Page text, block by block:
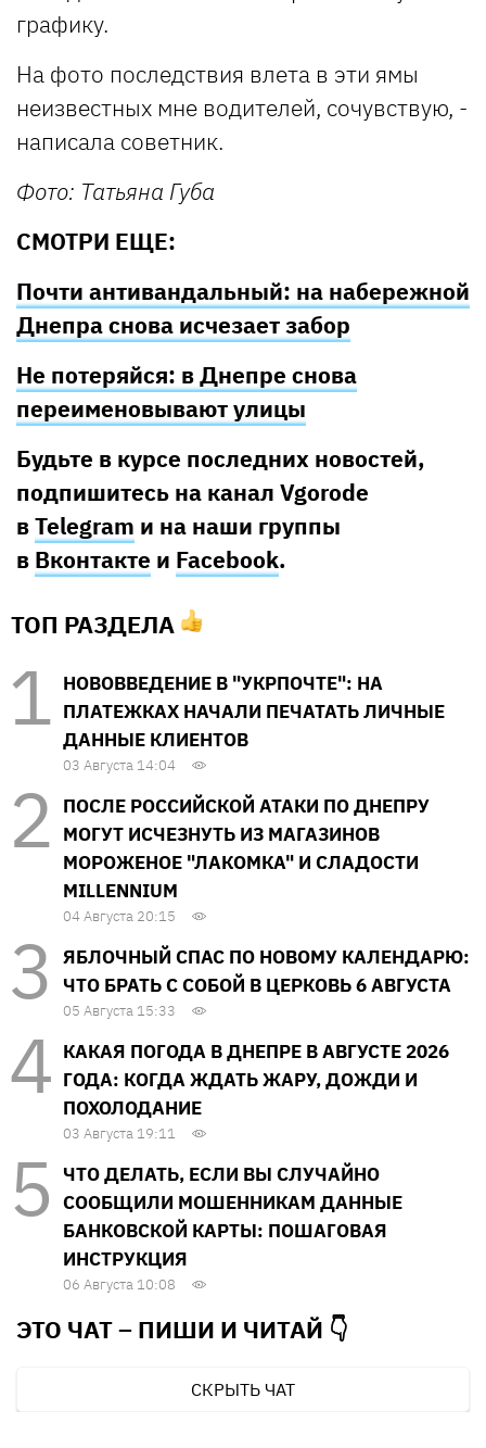
графику.
На фото последствия влета в эти ямы
неизвестных мне водителей, сочувствую, -
написала советник.
Фото: Татьяна Губа
СМОТРИ ЕЩЕ:
Почти антивандальный: на набережной
Днепра снова исчезает забор
Не потеряйся: в Днепре снова
переименовывают улицы
Будьте в курсе последних новостей,
подпишитесь на канал Vgorode
вTelegram и на наши группы
в Вконтакте и Facebook.
ТОП РАЗДЕЛА
НОВОВВЕДЕНИЕ В "УКРПОЧТЕ": НА
ПЛАТЕЖКАХ НАЧАЛИ ПЕЧАТАТЬ ЛИЧНЫЕ
ДАННЫЕ КЛИЕНТОВ
03 Августа 14:04
ПОСЛЕ РОССИЙСКОЙ АТАКИ ПО ДНЕПРУ
МОГУТ ИСЧЕЗНУТЬ ИЗ МАГАЗИНОВ
МОРОЖЕНОЕ "ЛАКОМКА" И СЛАДОСТИ
MILLENNIUM
04 Августа 20:15
ЯБЛОЧНЫЙ СПАС ПО НОВОМУ КАЛЕНДАРЮ:
ЧТО БРАТЬ С СОБОЙ В ЦЕРКОВЬ 6 АВГУСТА
05 Августа 15:33
КАКАЯ ПОГОДА В ДНЕПРЕ В АВГУСТЕ 2026
ГОДА: КОГДА ЖДАТЬ ЖАРУ, ДОЖДИ И
ПОХОЛОДАНИЕ
03 Августа 19:11
ЧТО ДЕЛАТЬ, ЕСЛИ ВЫ СЛУЧАЙНО
СООБЩИЛИ МОШЕННИКАМ ДАННЫЕ
БАНКОВСКОЙ КАРТЫ: ПОШАГОВАЯ
ИНСТРУКЦИЯ
06 Августа 10:08
ЭТО ЧАТ – ПИШИ И ЧИТАЙ 👇
СКРЫТЬ ЧАТ